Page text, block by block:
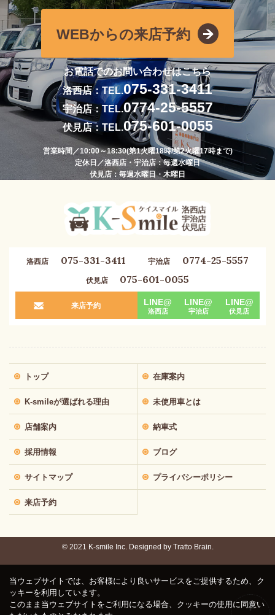
WEBからの来店予約
お電話でのお問い合わせはこちら
洛西店：TEL.075-331-3411
宇治店：TEL.0774-25-5557
伏見店：TEL.075-601-0055
営業時間／10:00～18:30(第1火曜18時/第2火曜17時まで)
定休日／洛西店・宇治店：毎週水曜日
伏見店：毎週水曜日・木曜日
洛西店 075-331-3411 宇治店 0774-25-5557
伏見店 075-601-0055
来店予約 LINE@
洛西店
LINE@
宇治店
LINE@
伏見店
トップ 在庫案内
K-smileが選ばれる理由 未使用車とは
店舗案内 納車式
採用情報 ブログ
サイトマップ プライバシーポリシー
来店予約
© 2021 K-smile Inc. Designed by Tratto Brain.
当ウェブサイトでは、お客様により良いサービスをご提供するため、ク
ッキーを利用しています。
このまま当ウェブサイトをご利用になる場合、クッキーの使用に同意い